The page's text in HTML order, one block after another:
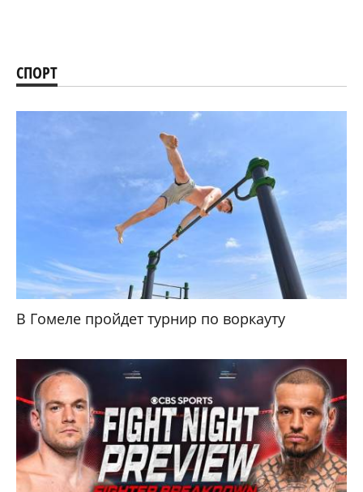
СПОРТ
В Гомеле пройдет турнир по воркауту